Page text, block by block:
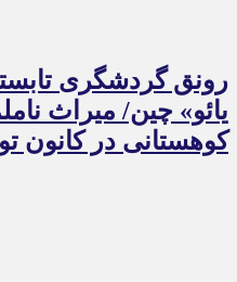
رونق گردشگری
یائو» چین/ میراث
کوهستانی در کانون